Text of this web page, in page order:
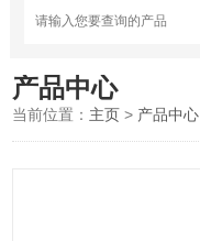
产品中心
当前位置： 主页 > 产品中心